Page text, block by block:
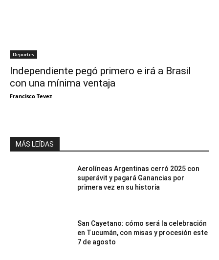
Deportes
Independiente pegó primero e irá a Brasil
con una mínima ventaja
Francisco Tevez
MÁS LEÍDAS
Aerolíneas Argentinas cerró 2025 con
superávit y pagará Ganancias por
primera vez en su historia
San Cayetano: cómo será la celebración
en Tucumán, con misas y procesión este
7 de agosto